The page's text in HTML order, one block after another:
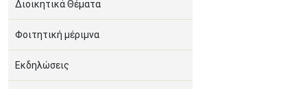
Διοικητικά Θέματα
Φοιτητική μέριμνα
Εκδηλώσεις